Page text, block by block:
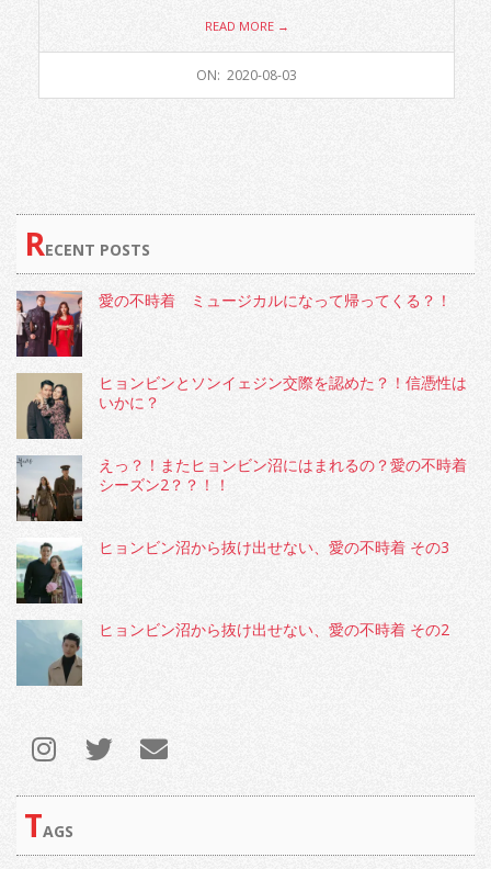
READ MORE →
03
ON: 2020-08-03
RECENT POSTS
愛の不時着 ミュージカルになって帰ってくる？！
ヒョンビンとソンイェジン交際を認めた？！信憑性は
いかに？
えっ？！またヒョンビン沼にはまれるの？愛の不時着
シーズン2？？！！
ヒョンビン沼から抜け出せない、愛の不時着 その3
ヒョンビン沼から抜け出せない、愛の不時着 その2
TAGS